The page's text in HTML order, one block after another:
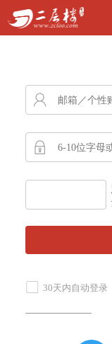
30天内自动登录